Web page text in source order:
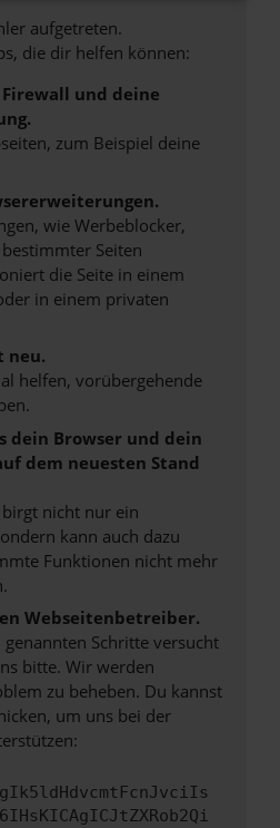
aufgetreten.
die dir helfen können:
und deine
zum Beispiel deine
wie Werbeblocker,
Seiten
die Seite in einem
in einem privaten
neu.
helfen, vorübergehende
dein Browser und dein
dem neuesten Stand
nicht nur ein
kann auch dazu
Funktionen nicht mehr
Webseitenbetreiber.
Schritte versucht
bitte. Wir werden
zu beheben. Du kannst
um uns bei der